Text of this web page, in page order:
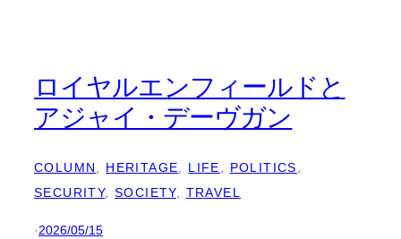
ロイヤルエンフィールドと
アジャイ・デーヴガン
COLUMN HERITAGE LIFE POLITICS
SECURITY, SOCIETY, TRAVEL
·2026/05/15